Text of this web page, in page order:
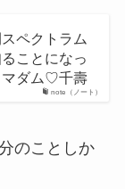
note（ノート）
ペクトラム
ことになっ
マダム♡千壽
のことしか